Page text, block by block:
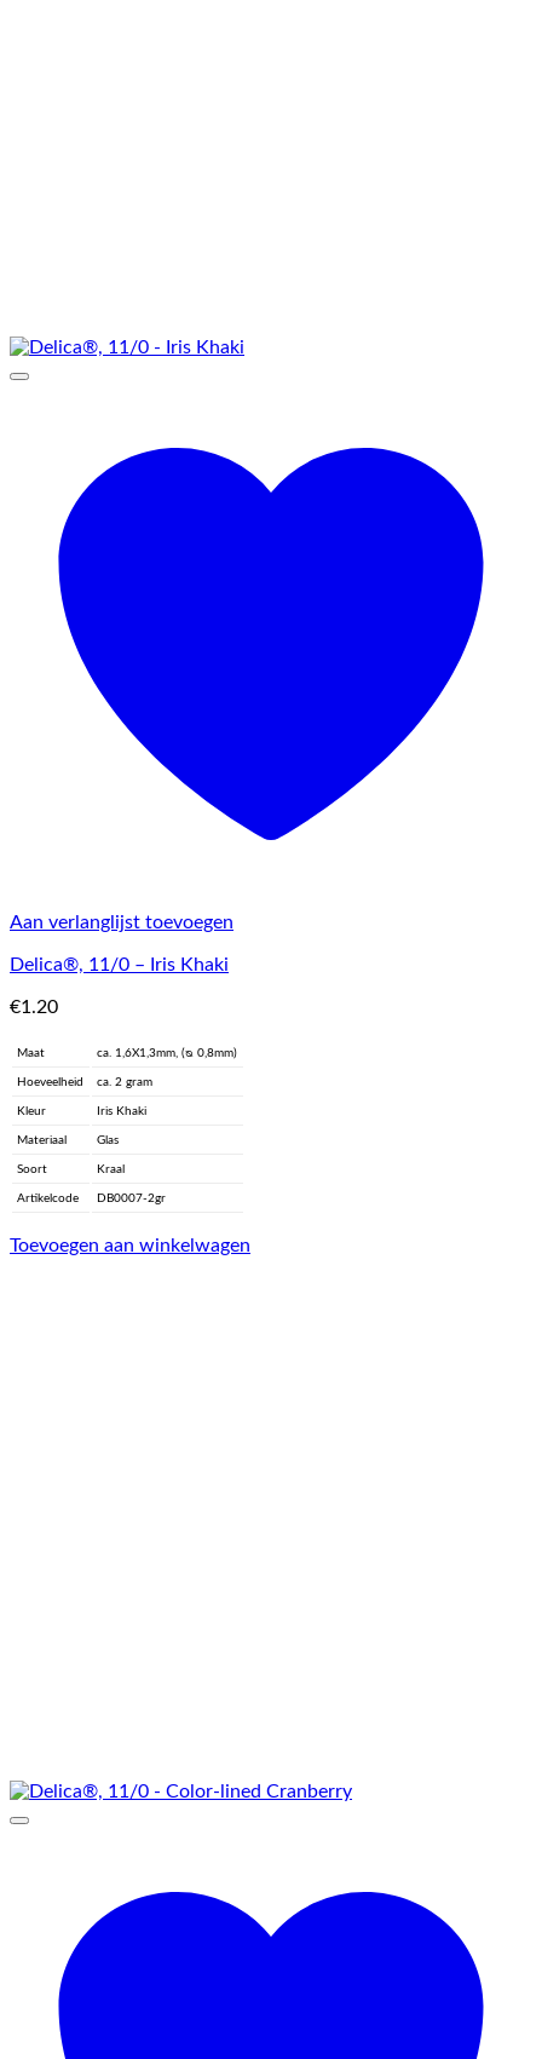
Aan verlanglijst toevoegen
Delica®, 11/0 – Iris Khaki
€1.20
Maat ca. 1,6X1,3mm, (ᴓ 0,8mm)
Hoeveelheid ca. 2 gram
Kleur Iris Khaki
Materiaal Glas
Soort Kraal
Artikelcode DB0007-2gr
Toevoegen aan winkelwagen